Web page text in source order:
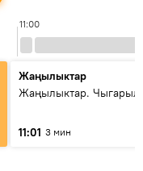
11:00
Жаңылыктар
Жаңылыктар.
11:01 3 мин